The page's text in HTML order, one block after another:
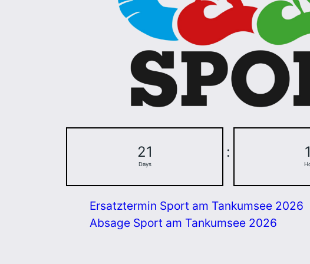
21
Days
:
Ersatztermin Sport am Tankumsee 2026
Absage Sport am Tankumsee 2026